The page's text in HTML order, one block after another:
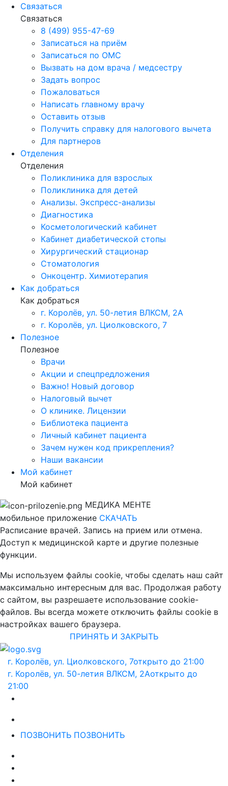
Связаться
Связаться
8 (499) 955-47-69
Записаться на приём
Записаться по ОМС
Вызвать на дом врача / медсестру
Задать вопрос
Пожаловаться
Написать главному врачу
Оставить отзыв
Получить справку для налогового вычета
Для партнеров
Отделения
Отделения
Поликлиника для взрослых
Поликлиника для детей
Анализы. Экспресс-анализы
Диагностика
Косметологический кабинет
Кабинет диабетической стопы
Хирургический стационар
Стоматология
Онкоцентр. Химиотерапия
Как добраться
Как добраться
г. Королёв, ул. 50-летия ВЛКСМ, 2А
г. Королёв, ул. Циолковского, 7
Полезное
Полезное
Врачи
Акции и спецпредложения
Важно! Новый договор
Налоговый вычет
О клинике. Лицензии
Библиотека пациента
Личный кабинет пациента
Зачем нужен код прикрепления?
Наши вакансии
Мой кабинет
Мой кабинет
МЕДИКА МЕНТЕ
мобильное приложение СКАЧАТЬ
Расписание врачей. Запись на прием или отмена.
Доступ к медицинской карте и другие полезные
функции.
Мы используем файлы cookie, чтобы сделать наш сайт
максимально интересным для вас. Продолжая работу
с сайтом, вы разрешаете использование cookie-
файлов. Вы всегда можете отключить файлы cookie в
настройках вашего браузера.
ПРИНЯТЬ И ЗАКРЫТЬ
г. Королёв, ул. Циолковского, 7открыто до 21:00
г. Королёв, ул. 50-летия ВЛКСМ, 2Аоткрыто до
21:00
ПОЗВОНИТЬ ПОЗВОНИТЬ